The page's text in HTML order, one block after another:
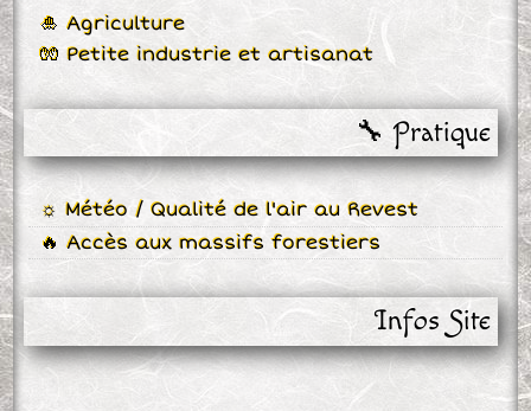
🎍 Agriculture
🧤 Petite industrie et artisanat
🔧 Pratique
☼ Météo / Qualité de l'air au Revest
🔥 Accès aux massifs forestiers
Infos Site